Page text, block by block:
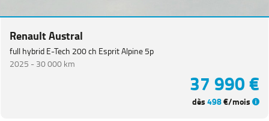
Renault Austral
full hybrid E-Tech 200 ch Esprit Alpine 5p
2025 -30 000 km
37 990 €
dès498€/mois